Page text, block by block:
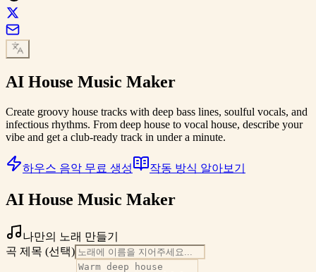
AI House Music Maker
Create groovy house tracks with deep bass lines, soulful vocals, and
infectious rhythms. From deep house to vocal house, describe your
vibe and get a club-ready track in under a minute.
하우스 음악 무료 생성 작동 방식 알아보기
AI House Music Maker
나만의 노래 만들기
곡 제목 (선택)